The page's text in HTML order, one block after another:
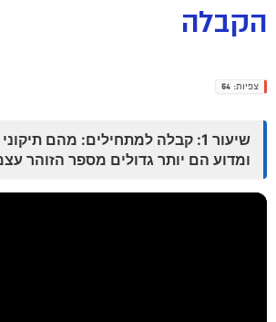
הקבלה
צפיות: 54
שיעור 1: קבלה למתחילים: מהם
ומדוע הם יותר גדולים מספר הזוהר